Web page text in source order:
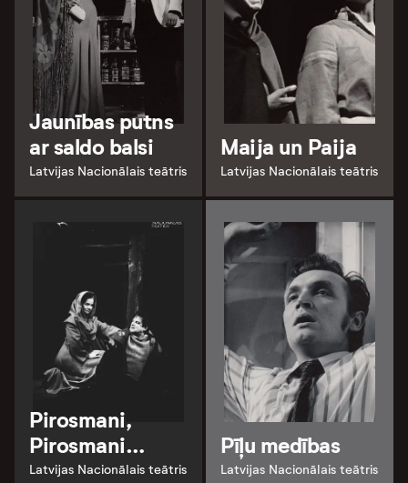
Jaunības putns
ar saldo balsi
Latvijas Nacionālais teātris
Maija un Paija
Latvijas Nacionālais teātris
Pirosmani,
Pirosmani…
Latvijas Nacionālais teātris
Pīļu medības
Latvijas Nacionālais teātris